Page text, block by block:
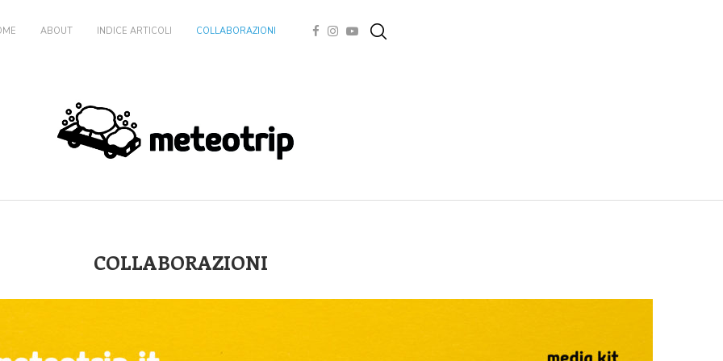
ABOUT INDICE ARTICOLI COLLABORAZIONI
COLLABORAZIONI